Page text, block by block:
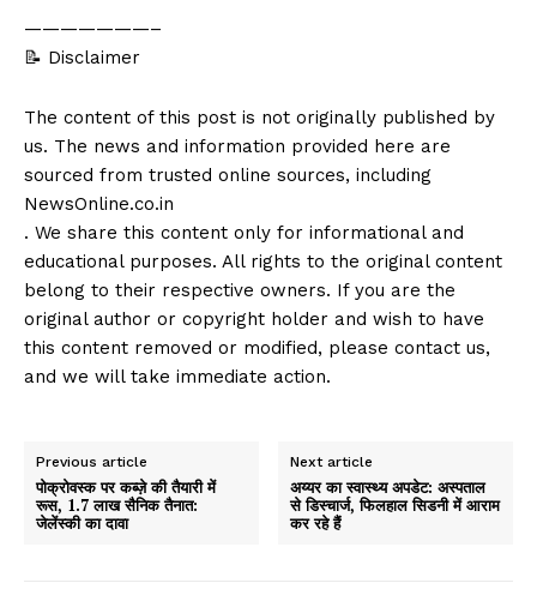
———————–
📝 Disclaimer
The content of this post is not originally published by
us. The news and information provided here are
sourced from trusted online sources, including
NewsOnline.co.in
. We share this content only for informational and
educational purposes. All rights to the original content
belong to their respective owners. If you are the
original author or copyright holder and wish to have
this content removed or modified, please contact us,
and we will take immediate action.
Previous article
पोक्रोवस्क पर कब्ज़े की तैयारी में
रूस, 1.7 लाख सैनिक तैनात:
जेलेंस्की का दावा
Next article
अय्यर का स्वास्थ्य अपडेट: अस्पताल
से डिस्चार्ज, फिलहाल सिडनी में आराम
कर रहे हैं